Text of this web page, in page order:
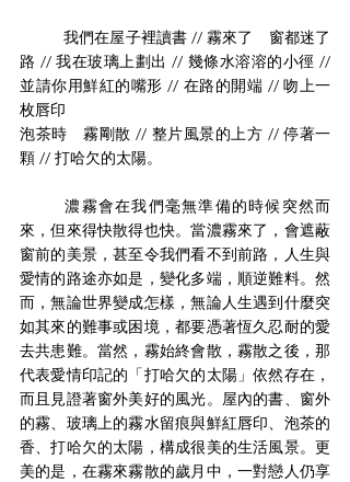
我們在屋子裡讀書 // 霧來了　窗都迷了
路 // 我在玻璃上劃出 // 幾條水溶溶的小徑 //
並請你用鮮紅的嘴形 // 在路的開端 // 吻上一
枚唇印
泡茶時　霧剛散 // 整片風景的上方 // 停著一
顆 // 打哈欠的太陽。
	濃霧會在我們毫無準備的時候突然而
來，但來得快散得也快。當濃霧來了，會遮蔽
窗前的美景，甚至令我們看不到前路，人生與
愛情的路途亦如是，變化多端，順逆難料。然
而，無論世界變成怎樣，無論人生遇到什麼突
如其來的難事或困境，都要憑著恆久忍耐的愛
去共患難。當然，霧始終會散，霧散之後，那
代表愛情印記的「打哈欠的太陽」依然存在，
而且見證著窗外美好的風光。屋內的書、窗外
的霧、玻璃上的霧水留痕與鮮紅唇印、泡茶的
香、打哈欠的太陽，構成很美的生活風景。更
美的是，在霧來霧散的歲月中，一對戀人仍享